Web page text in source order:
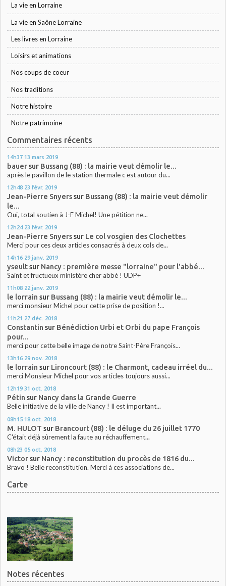
La vie en Lorraine
La vie en Saône Lorraine
Les livres en Lorraine
Loisirs et animations
Nos coups de coeur
Nos traditions
Notre histoire
Notre patrimoine
Commentaires récents
14h37 13 mars 2019
bauersur Bussang (88) : la mairie veut démolir le...
après le pavillon de le station thermale c est autour du...
12h48 23 févr. 2019
Jean-Pierre Snyerssur Bussang (88) : la mairie veut démolir
le...
Oui, total soutien à J-F Michel! Une pétition ne...
12h24 23 févr. 2019
Jean-Pierre Snyerssur Le col vosgien des Clochettes
Merci pour ces deux articles consacrés à deux cols de...
14h16 29 janv. 2019
yseultsur Nancy : première messe "lorraine" pour l'abbé...
Saint et fructueux ministère cher abbé ! UDP+
11h08 22 janv. 2019
le lorrain sur Bussang (88) : la mairie veut démolir le...
merci monsieur Michel pour cette prise de position !...
11h21 27 déc. 2018
Constantin sur Bénédiction Urbi et Orbi du pape François
pour...
merci pour cette belle image de notre Saint-Père François...
13h16 29 nov. 2018
le lorrain sur Lironcourt (88) : le Charmont, cadeau irréel du...
merci Monsieur Michel pour vos articles toujours aussi...
12h19 31 oct. 2018
Pétin sur Nancy dans la Grande Guerre
Belle initiative de la ville de Nancy ! Il est important...
08h15 18 oct. 2018
M. HULOT sur Brancourt (88) : le déluge du 26 juillet 1770
C'était déjà sûrement la faute au réchauffement...
08h23 05 oct. 2018
Victorsur Nancy : reconstitution du procès de 1816 du...
Bravo ! Belle reconstitution. Merci à ces associations de...
Carte
Notes récentes